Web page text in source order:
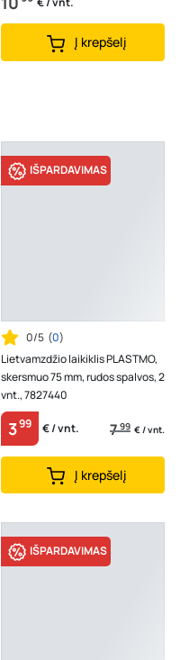
Į krepšelį
IŠPARDAVIMAS
0/5 (0)
Lietvamzdžio laikiklis PLASTMO,
skersmuo 75 mm, rudos spalvos, 2
vnt., 7827440
399 € / vnt. 799 € / vnt.
Į krepšelį
IŠPARDAVIMAS